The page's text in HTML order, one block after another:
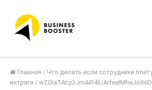
Главная / Что делать если сотрудники
интриги /